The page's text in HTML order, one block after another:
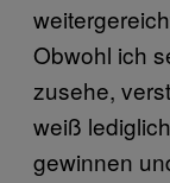
Obwohl ich
zusehe,
weiß
gewinnen